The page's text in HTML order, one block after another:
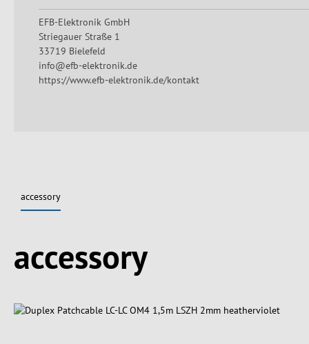
EFB-Elektronik GmbH
Striegauer Straße 1
33719 Bielefeld
info@efb-elektronik.de
https://www.efb-elektronik.de/kontakt
accessory
accessory